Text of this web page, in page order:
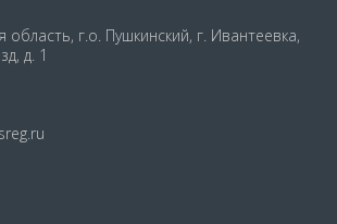
область, г.о. Пушкинский, г. Ивантеевка,
д. 1